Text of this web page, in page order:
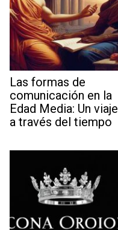
Las formas de
comunicación en la
Edad Media: Un viaje
a través del tiempo